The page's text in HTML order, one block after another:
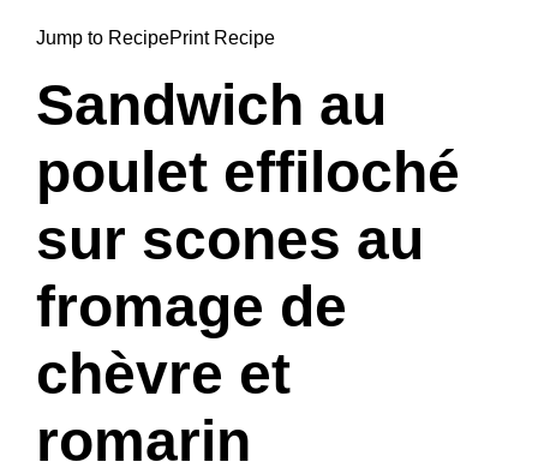
Jump to RecipePrint Recipe
Sandwich au
poulet effiloché
sur scones au
fromage de
chèvre et
romarin